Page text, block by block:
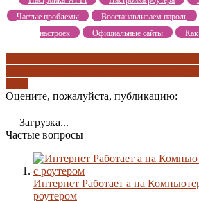
Частые проблемы
Восстанавливаем пароль
настроек
Официальные сайты Как
Оцените, пожалуйста, публикацию:
Загрузка...
Частые вопросы
Интернет Работает а на
роутером